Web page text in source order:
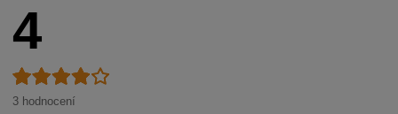
4
3 hodnocení